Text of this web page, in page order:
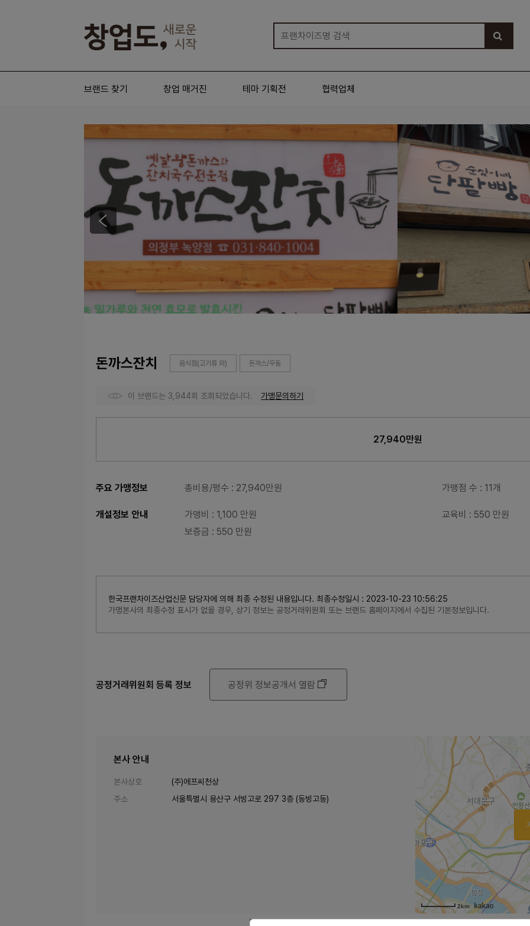
브랜드 찾기 창업 매거진 테마 기획전 협력업체
돈까스잔치 음식점(고기류 외) 돈까스/우동
이 브랜드는 3,944회 조회되었습니다. 가맹문의하기
27,940만원
주요 가맹정보 총비용/평수 : 27,940만원 가맹점 수 : 11개
개설정보 안내 가맹비 : 1,100 만원 교육비
: 550 만원
보증금 : 550 만원
한국프랜차이즈산업신문 담당자에 의해 최종 수정된 내용입니다. 최종수정일시 : 2023-10-23 10:56:25
가맹본사의 최종수정 표시가 없을 경우, 상기 정보는 공정거래위원회 또는 브랜드 홈페이지에서 수집된 기본정보입니다.
공정거래위원회 등록 정보 공정위 정보공개서 열람
본사 안내
본사상호
(주)에프씨천상
주소
서울특별시 용산구 서빙고로 297 3층 (동빙고동)
2km